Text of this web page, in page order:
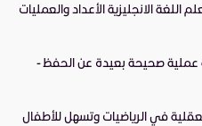
الانجليزية الأعداد والعمليات
صحيحة بعيدة عن الحفظ -
في الرياضيات وتسهل للأطفال